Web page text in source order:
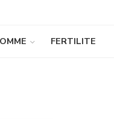
FERTILITE